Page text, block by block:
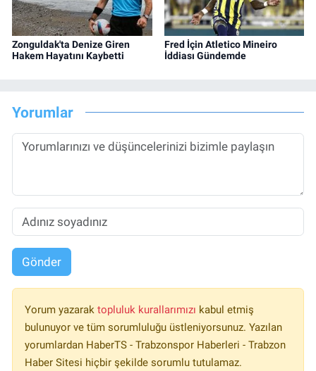
Zonguldak'ta Denize Giren
Hakem Hayatını Kaybetti
Fred İçin Atletico Mineiro
İddiası Gündemde
Yorumlar
Gönder
Yorum yazarak topluluk kurallarımızı kabul etmiş
bulunuyor ve tüm sorumluluğu üstleniyorsunuz. Yazılan
yorumlardan HaberTS - Trabzonspor Haberleri - Trabzon
Haber Sitesi hiçbir şekilde sorumlu tutulamaz.